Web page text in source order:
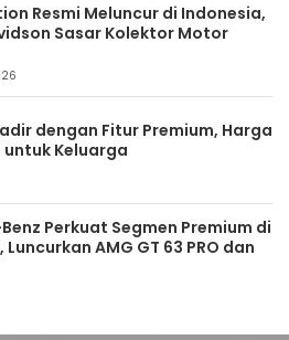
Resmi Meluncur di Indonesia,
Sasar Kolektor Motor
dengan Fitur Premium, Harga
Keluarga
Perkuat Segmen Premium di
Luncurkan AMG GT 63 PRO dan